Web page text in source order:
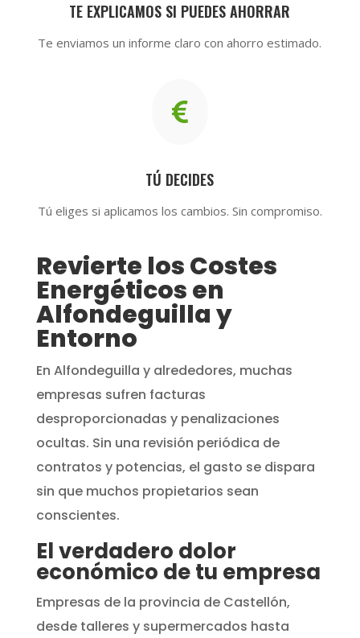
TE EXPLICAMOS SI PUEDES AHORRAR
Te enviamos un informe claro con ahorro estimado.

TÚ DECIDES
Tú eliges si aplicamos los cambios. Sin compromiso.
Revierte los Costes
Energéticos en
Alfondeguilla y
Entorno
En Alfondeguilla y alrededores, muchas
empresas sufren facturas
desproporcionadas y penalizaciones
ocultas. Sin una revisión periódica de
contratos y potencias, el gasto se dispara
sin que muchos propietarios sean
conscientes.
El verdadero dolor
económico de tu empresa
Empresas de la provincia de Castellón,
desde talleres y supermercados hasta